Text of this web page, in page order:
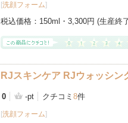
[洗顔フォーム]
税込価格： 150ml・3,300円 (生産終
RJスキンケア RJウォッシン
0 -pt クチコミ 8件
[洗顔フォーム]